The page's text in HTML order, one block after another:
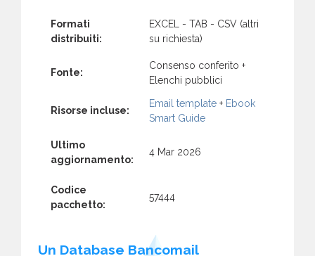
Formati
distribuiti:
EXCEL - TAB - CSV (altri
su richiesta)
Fonte:
Consenso conferito +
Elenchi pubblici
Risorse incluse:
Email template + Ebook
Smart Guide
Ultimo
aggiornamento:
4 Mar 2026
Codice
pacchetto:
57444
Un Database Bancomail